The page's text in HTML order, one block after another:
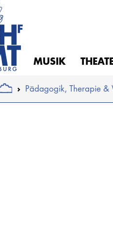
MUSIK
You are here:Pädagogik, Therapie &